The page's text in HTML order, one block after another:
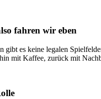
fahren wir eben
gibt es keine legalen
mit Kaffee, zurück mit